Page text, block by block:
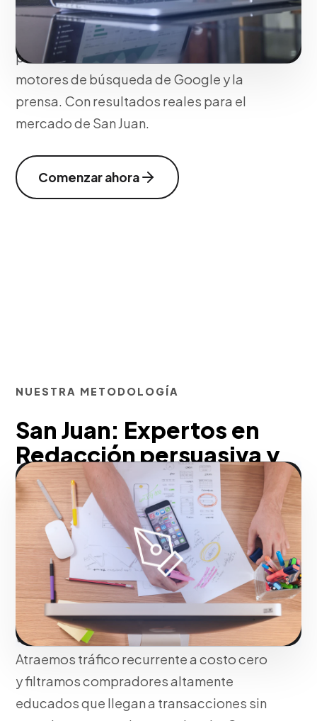
Potenciamos la legibilidad, la estructura
H1/H2 y la densidad léxica para
posicionar tus dominios frente a los
motores de búsqueda de Google y la
prensa. Con resultados reales para el
mercado de San Juan.
Comenzar ahora
NUESTRA METODOLOGÍA
San Juan: Expertos en
Redacción persuasiva y
técnica para alimentar el
marketing de contenidos
Pensando en tu negocio, educamos a tu
prospecto para que compre más rápido.
Proveer información técnica detallada a
través de blogs o publirreportajes ancla
tu comercio como experta de la industria.
Atraemos tráfico recurrente a costo cero
y filtramos compradores altamente
educados que llegan a transacciones sin